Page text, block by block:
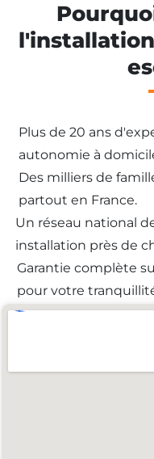
Plus de 20 ans
autonomie à
Des milliers de
partout en France.
Un réseau national
installation près de
Garantie complète
pour votre